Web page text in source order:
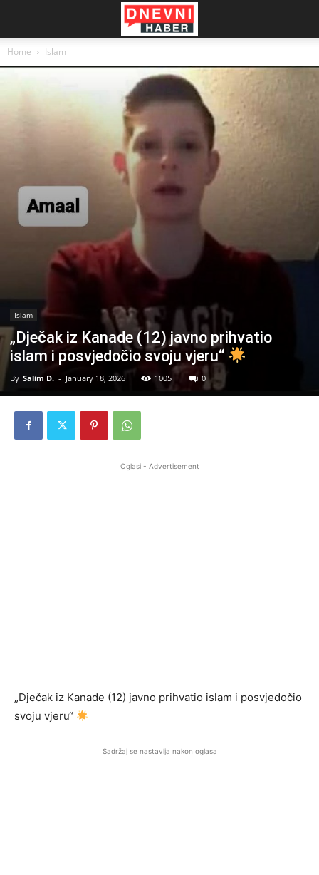
Home Islam
Islam
„Dječak iz Kanade (12) javno prihvatio
islam i posvjedočio svoju vjeru“
By Salim D. - January 18, 2026 1005 0
Oglasi - Advertisement
„Dječak iz Kanade (12) javno prihvatio islam i posvjedočio
svoju vjeru“
Sadržaj se nastavlja nakon oglasa